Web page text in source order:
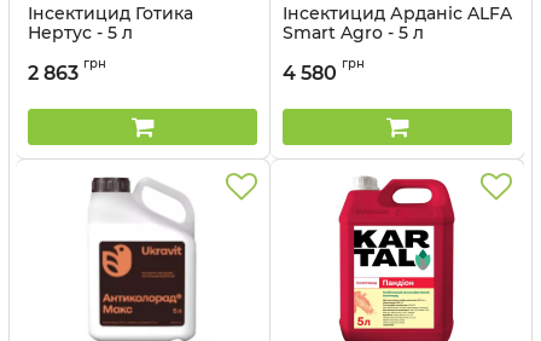
Інсектицид Готика
Нертус - 5 л
2 863 грн
Інсектицид Арданіс ALFA
Smart Agro - 5 л
4 580 грн